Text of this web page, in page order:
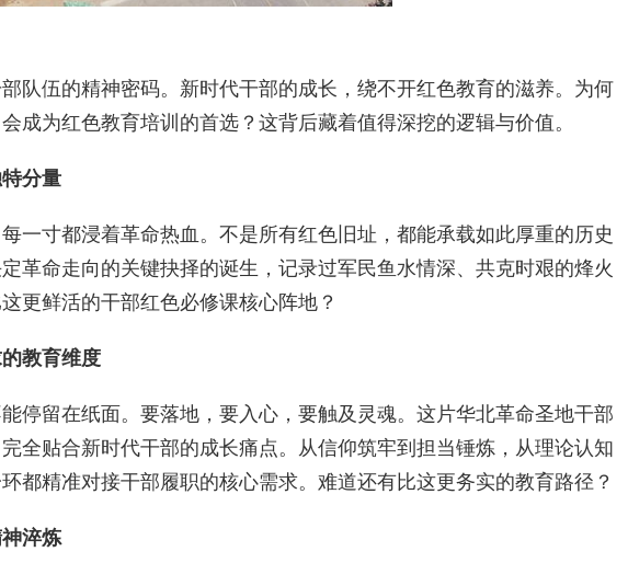
队伍的精神密码。新时代干部的成长，绕不开红色教育的滋养。为何
成为红色教育培训的首选？这背后藏着值得深挖的逻辑与价值。
分量
一寸都浸着革命热血。不是所有红色旧址，都能承载如此厚重的历史
革命走向的关键抉择的诞生，记录过军民鱼水情深、共克时艰的烽火
更鲜活的干部红色必修课核心阵地？
教育维度
停留在纸面。要落地，要入心，要触及灵魂。这片华北革命圣地干部
全贴合新时代干部的成长痛点。从信仰筑牢到担当锤炼，从理论认知
都精准对接干部履职的核心需求。难道还有比这更务实的教育路径？
淬炼